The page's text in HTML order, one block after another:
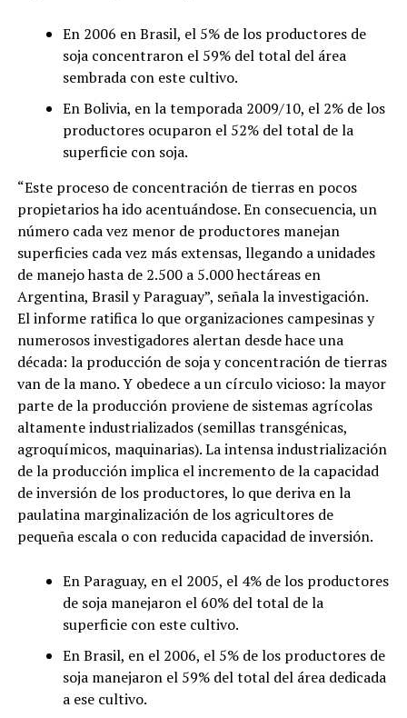
En 2006 en Brasil, el 5% de los productores de
soja concentraron el 59% del total del área
sembrada con este cultivo.
En Bolivia, en la temporada 2009/10, el 2% de los
productores ocuparon el 52% del total de la
superficie con soja.
“Este proceso de concentración de tierras en pocos
propietarios ha ido acentuándose. En consecuencia, un
número cada vez menor de productores manejan
superficies cada vez más extensas, llegando a unidades
de manejo hasta de 2.500 a 5.000 hectáreas en
Argentina, Brasil y Paraguay”, señala la investigación.
El informe ratifica lo que organizaciones campesinas y
numerosos investigadores alertan desde hace una
década: la producción de soja y concentración de tierras
van de la mano. Y obedece a un círculo vicioso: la mayor
parte de la producción proviene de sistemas agrícolas
altamente industrializados (semillas transgénicas,
agroquímicos, maquinarias). La intensa industrialización
de la producción implica el incremento de la capacidad
de inversión de los productores, lo que deriva en la
paulatina marginalización de los agricultores de
pequeña escala o con reducida capacidad de inversión.
En Paraguay, en el 2005, el 4% de los productores
de soja manejaron el 60% del total de la
superficie con este cultivo.
En Brasil, en el 2006, el 5% de los productores de
soja manejaron el 59% del total del área dedicada
a ese cultivo.